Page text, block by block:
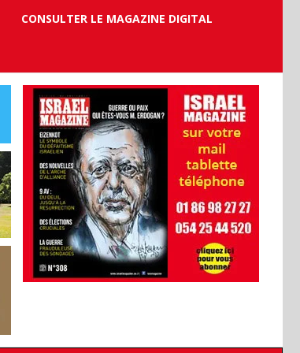
CONSULTER LE MAGAZINE DIGITAL